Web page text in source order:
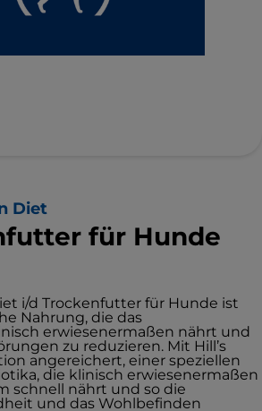
Diet
für Hunde
i/d Trockenfutter für Hunde ist
Nahrung, die das
erwiesenermaßen nährt und
zu reduzieren. Mit Hill’s
angereichert, einer speziellen
die klinisch erwiesenermaßen
schnell nährt und so die
und das Wohlbefinden